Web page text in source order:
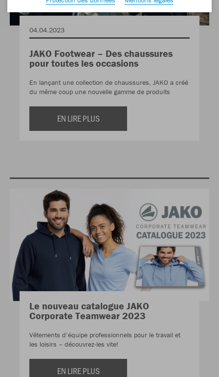
04.04.2023
JAKO Footwear – Des chaussures
pour toutes les occasions
En lançant une collection de chaussures, JAKO a créé
du même coup une nouvelle gamme de produits
EN LIRE PLUS
Le nouveau catalogue JAKO
Corporate Teamwear 2023
Vêtements d’équipe professionnels pour le travail et
les loisirs – découvrez-les vite!
EN LIRE PLUS